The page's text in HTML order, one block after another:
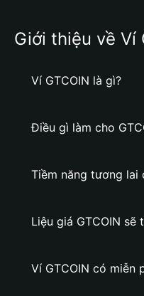
Giới thiệu về Ví
Ví GTCOIN là gì?
Điều gì làm cho
Tiềm năng tương lai
Liệu giá GTCOIN sẽ
Ví GTCOIN có miễn